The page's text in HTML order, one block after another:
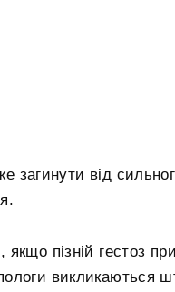
загинути від
пізній гестоз
викликаються